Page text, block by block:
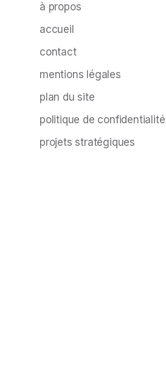
à propos
accueil
contact
mentions légales
plan du site
politique de confidentialité
projets stratégiques